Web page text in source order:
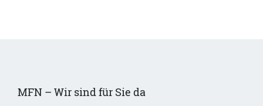
MFN – Wir sind für Sie da